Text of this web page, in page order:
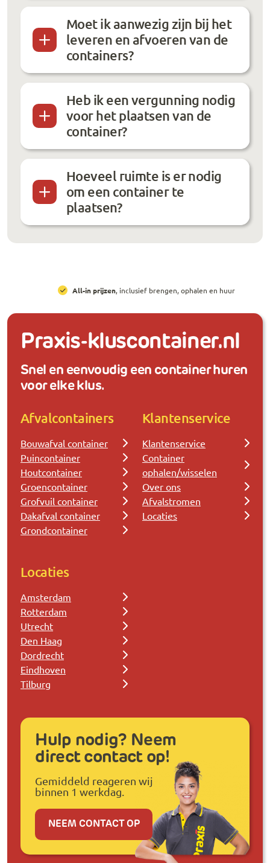
Moet ik aanwezig zijn bij het
leveren en afvoeren van de
containers?
Heb ik een vergunning nodig
voor het plaatsen van de
container?
Hoeveel ruimte is er nodig
om een container te
plaatsen?
All-in prijzen, inclusief brengen, ophalen en huur
Praxis-kluscontainer.nl
Snel en eenvoudig een container huren
voor elke klus.
Afvalcontainers
Bouwafval container
Puincontainer
Houtcontainer
Groencontainer
Grofvuil container
Dakafval container
Grondcontainer
Klantenservice
Klantenservice
Container
ophalen/wisselen
Over ons
Afvalstromen
Locaties
Locaties
Amsterdam
Rotterdam
Utrecht
Den Haag
Dordrecht
Eindhoven
Tilburg
Hulp nodig? Neem
direct contact op!
Gemiddeld reageren wij
binnen 1 werkdag.
NEEM CONTACT OP